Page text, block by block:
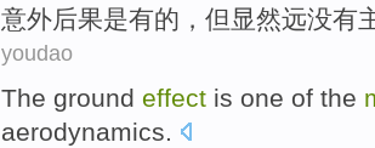
意外后果是有的， 但显然远没有
youdao
The ground effect is one of the
aerodynamics.